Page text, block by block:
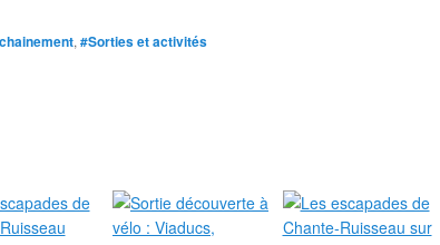
, #Sorties et activités